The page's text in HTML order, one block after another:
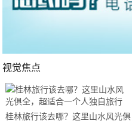
视觉焦点
桂林旅行该去哪？这里山水风光俱